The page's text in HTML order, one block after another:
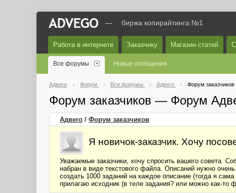
— биржа копирайтинга №1
Работа в интернете Заказчику Магазин статей
Все форумы Новые сообщения
Адвего Форум Все форумы Адвего Форум заказчиков
Форум заказчиков — Форум
Адвего / Форум заказчиков
Я новичок-заказчик. Хочу
Уважаемые заказчики, хочу спросить вашего совета.
набран в виде текстового файла. Описаний нужно
создать 1000 заданий на каждое описание (тогда я
прилагаю исходник (в теле задания? или можно как-то